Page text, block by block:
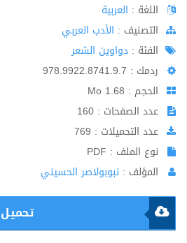
اللغة : العربية
اﻟﺘﺼﻨﻴﻒ : الأدب العربي
الفئة : دواوين الشعر
ردمك : 978.9922.8741.9.7
الحجم : 1.68 Mo
عدد الصفحات : 160
عدد التحميلات : 769
نوع الملف : PDF
المؤلف : نبوبولاصر الحسيني
تحميل